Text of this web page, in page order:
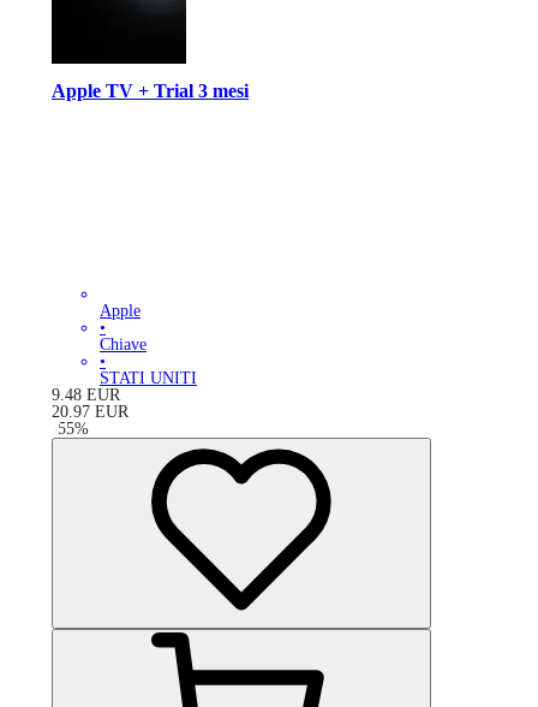
Apple TV + Trial 3 mesi
Apple
•
Chiave
•
STATI UNITI
9.48 EUR
20.97 EUR
-55%